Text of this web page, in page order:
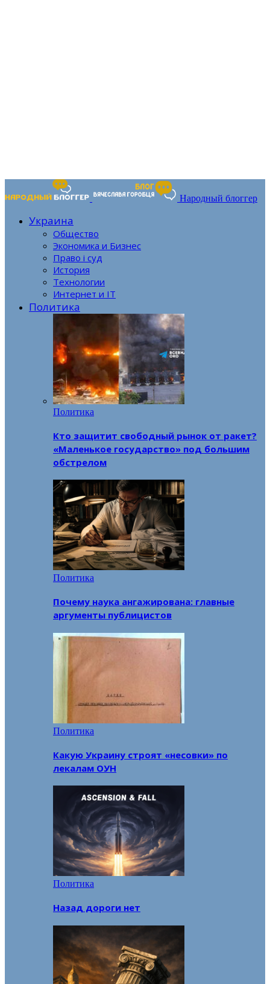
Народный блоггер
Украина
Общество
Экономика и Бизнес
Право і суд
История
Технологии
Интернет и IT
Политика
Политика
Кто защитит свободный рынок от ракет?
«Маленькое государство» под большим
обстрелом
Политика
Почему наука ангажирована: главные
аргументы публицистов
Политика
Какую Украину строят «несовки» по
лекалам ОУН
Политика
Назад дороги нет